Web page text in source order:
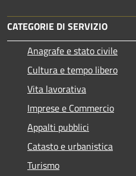
CATEGORIE DI SERVIZIO
Anagrafe e stato civile
Cultura e tempo libero
Vita lavorativa
Imprese e Commercio
Appalti pubblici
Catasto e urbanistica
Turismo